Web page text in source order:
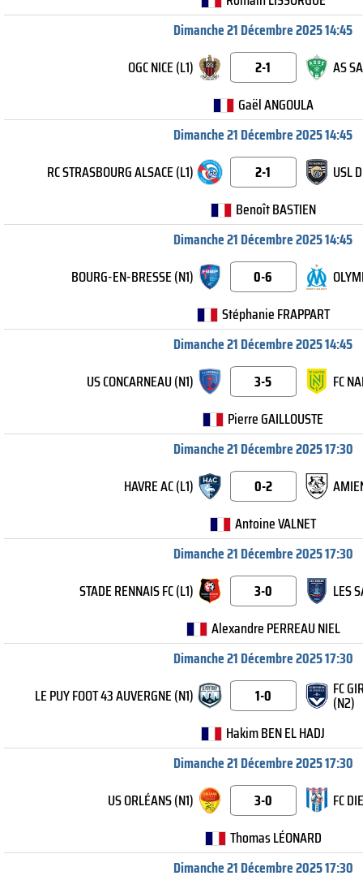
Dimanche 21 Décembre 2025 14:45
OGC NICE (L1)
2-1
AS
Gaël ANGOULA
Dimanche 21 Décembre 2025 14:45
RC STRASBOURG ALSACE (L1)
2-1
USL
Benoît BASTIEN
Dimanche 21 Décembre 2025 14:45
BOURG-EN-BRESSE (N1)
0-6
Stéphanie FRAPPART
Dimanche 21 Décembre 2025 14:45
US CONCARNEAU (N1)
3-5
FC
Pierre GAILLOUSTE
Dimanche 21 Décembre 2025 17:30
HAVRE AC (L1)
0-2
Antoine VALNET
Dimanche 21 Décembre 2025 17:30
STADE RENNAIS FC (L1)
3-0
LES
Alexandre PERREAU NIEL
Dimanche 21 Décembre 2025 17:30
LE PUY FOOT 43 AUVERGNE (N1)
1-0 FC
(N2)
Hakim BEN EL HADJ
Dimanche 21 Décembre 2025 17:30
US ORLÉANS (N1)
3-0
FC
Thomas LÉONARD
Dimanche 21 Décembre 2025 17:30